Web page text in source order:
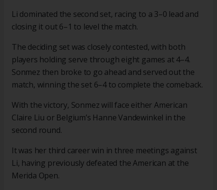
Li dominated the second set, racing to a 3–0 lead and
closing it out 6–1 to level the match.
The deciding set was closely contested, with both
players holding serve through eight games at 4–4.
Sonmez then broke to go ahead and served out the
match, winning the set 6–4 to complete the comeback.
With the victory, Sonmez will face either American
Claire Liu or Belgium’s Hanne Vandewinkel in the
second round.
It was her third career win in three meetings against
Li, having previously defeated the American at the
Merida Open.